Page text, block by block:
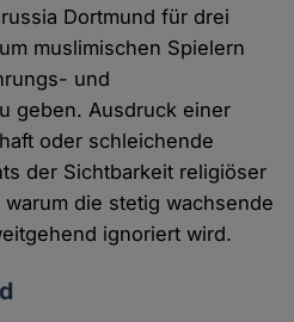
Dortmund für drei
muslimischen Spielern
und
geben. Ausdruck einer
oder schleichende
der Sichtbarkeit religiöser
die stetig wachsende
ignoriert wird.